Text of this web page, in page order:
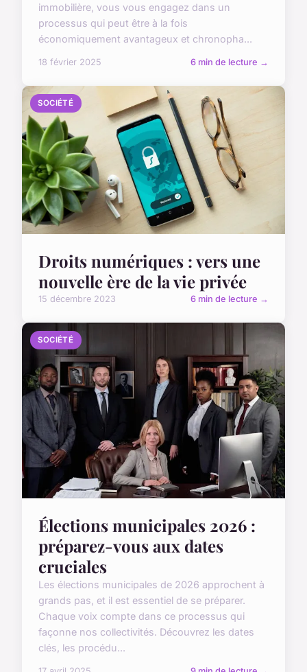
immobilière, vous vous engagez dans un
processus qui peut être à la fois
économiquement avantageux et chronopha...
18 février 2025 6 min de lecture →
SOCIÉTÉ
Droits numériques : vers une
nouvelle ère de la vie privée
15 décembre 2023 6 min de lecture →
SOCIÉTÉ
Élections municipales 2026 :
préparez-vous aux dates
cruciales
Les élections municipales de 2026 approchent à
grands pas, et il est essentiel de se préparer.
Chaque voix compte dans ce processus qui
façonne nos collectivités. Découvrez les dates
clés, les procédu...